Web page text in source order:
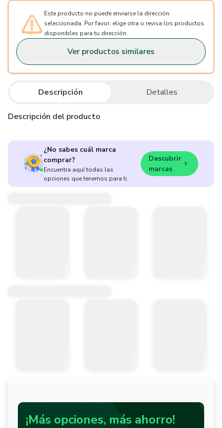
Este producto no puede enviarse la dirección
seleccionada. Por favor, elige otra o revisa los productos
disponibles para tu dirección.
Ver productos similares
Descripción Detalles
Descripción del producto
¿No sabes cuál marca
comprar?
Encuentra aquí todas las
opciones que tenemos para ti.
Descubrir
marcas
¡Más opciones, más ahorro!